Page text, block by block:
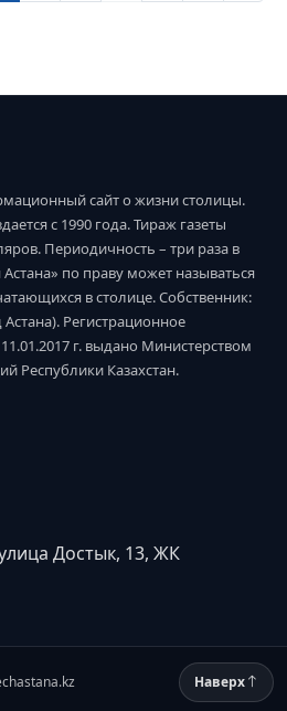
сайт о жизни столицы.
с 1990 года. Тираж газеты
Периодичность – три раза в
по праву может называться
в столице. Собственник:
Регистрационное
г. выдано Министерством
Республики Казахстан.
Достык, 13, ЖК
Наверх